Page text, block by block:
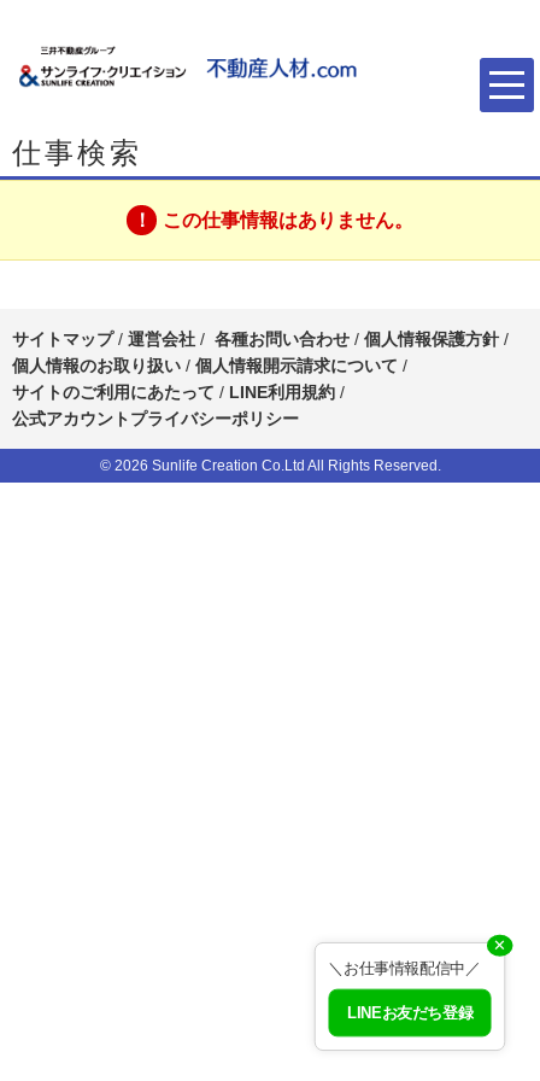
仕事検索
この仕事情報はありません。
サイトマップ/ 運営会社 / 各種お問い合わせ / 個人情報保護方針 /
個人情報のお取り扱い / 個人情報開示請求について /
サイトのご利用にあたって / LINE利用規約 /
公式アカウントプライバシーポリシー
✕
＼お仕事情報配信中／
LINEお友だち登録
© 2026 Sunlife Creation Co.Ltd All Rights Reserved.